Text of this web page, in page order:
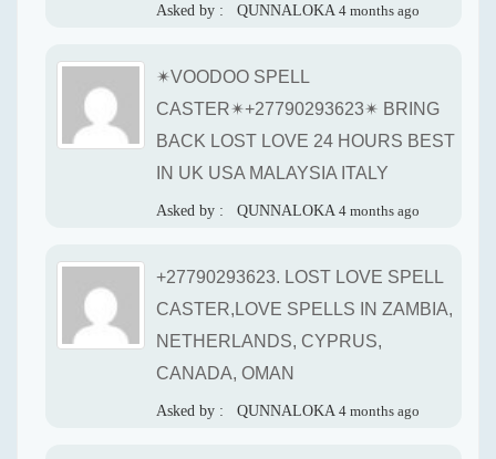
Asked by : QUNNALOKA 4 months ago
✴VOODOO SPELL
CASTER✴+27790293623✴ BRING
BACK LOST LOVE 24 HOURS BEST
IN UK USA MALAYSIA ITALY
Asked by : QUNNALOKA 4 months ago
+27790293623. LOST LOVE SPELL
CASTER,LOVE SPELLS IN ZAMBIA,
NETHERLANDS, CYPRUS,
CANADA, OMAN
Asked by : QUNNALOKA 4 months ago